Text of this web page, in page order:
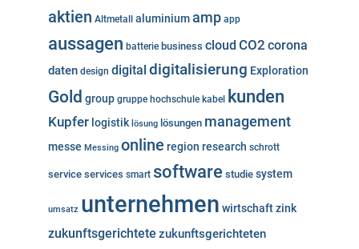
r
i
n
aktien Altmetall aluminiumamp app
aussagen batterie business cloud CO2 corona
daten design digital digitalisierung Exploration
Gold group gruppe hochschule kabel kunden
Kupfer logistik lösung lösungen management
messe Messing online region research schrott
service services smart software studie system
umsatz unternehmen wirtschaftzink
zukunftsgerichtete zukunftsgerichteten